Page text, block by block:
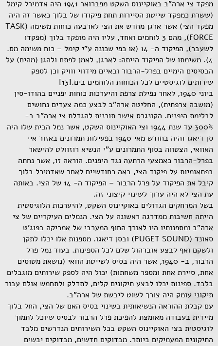
מפקד צי ארה"ב באוקיינוס השקט מפברואר 1941 היה אדמירל קימל
(ששרת כמפקד שייטת הסיירות תחת פיקודו של בלוך כאשר זה היה
מפקד הצי) אשר ארגן מחדש את הצי לארבעה כוחות משימה (TASK
FORCE), מהם 3 לוחמים ואחד, עליו היה מופקד בלוך (מפקדו
לשעבר), הפיקוד ה- 14 (או כפי שכונה ע"י קימל – כוח משימה מס.
4). משימתו של הפיקוד הייתה: לארגן, לאמן לפתח ולהגן (מהים) על
הבסיסים הימיים בפרל-הרבור ובאיים מידווי ווויק וכן לספק
שירותים לוגיסטיים לכל הכוחות הלוחמים בים.[13]
ביוני 1940, לאחר נפילת צרפת והיערכות כוחות יפניים בהודו-סין
(מושבה צרפתית), החליטה ארה"ב לבצע כמה צעדים נחושים
לבלימת היפנים. הקונגרס אישר תוכנית להגדלת צי ארה"ב ב-
300% עד שנת 1944 וצי האוקיינוס השקט, אשר נמל הבית שלו היה
סן דיאגו והיה בחודש מאי 1940 בפעילות תמרונים באזור איי
האוואי, הצטווה בסוף התמרונים ע"י הנשיא רוזוולט להישאר
בפרל-הרבור כאמצעי הרתעה נגד היפנים. הוראה זו, אשר נחתה
בפתאומיות על פיקוד הצי, באה כחודשיים לאחר שאדמירל בלוך
קיבל את הפיקוד על פרל הרבור – הפיקוד ה- 14 של הצי. באותה
עת הצי לא היה ערוך לשינוי קיצוני זה.
בשל המרחקים הגדולים באוקיינוס השקט, להיערכות הלוגיסטית
הייתה חשיבות ממדרגה ראשונה על הצי. הנמלים העיקריים של צי
ארה"ב ומספנותיו היו לאורך החוף המערבי של אמריקה בפוג'ט
סאונד (PUGET SOUND) ובסן דיאגו. מספנות אלו יכלו לתקן
ולשקם ואף לבצע אוברהול שלם לכל הספינות. בעוד נמל פרל
הרבור, ב- 1940, אשר היה בסיס לשייטת הוואי (נושאת מטוסים
אחת, סיירת אחת ומספר משחתות) יכול היה לספק שירותים מוגבלים
בלבד. ספינות יכלו לבצע תיקונים קלים, לתדלק ולתחמש אולם עבור
תיקוני עומק היה צורך לשוט ליבשת של ארה"ב.
עם קבלת ההוראה הנשיאותית בשינוי בסיס האם של הצי, החל בלוך
מיידית בעבודה מאומצת להפיכת פרל הרבור לבסיס שיוכל לתמוך
לוגיסטית בצי האוקיינוס השקט בכל השירותים הנדרשים מלבד
התיקונים המעמיקים ביותר. מבדוקים חדשים, מבדוקים יבשים